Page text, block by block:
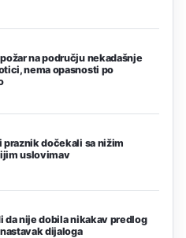
na području nekadašnje
nema opasnosti po
praznik dočekali sa nižim
uslovimav
da nije dobila nikakav predlog
dijaloga